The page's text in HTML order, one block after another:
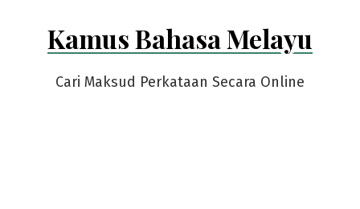
Kamus Bahasa Melayu
Cari Maksud Perkataan Secara Online